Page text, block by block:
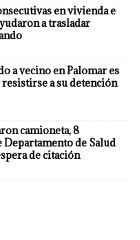
en vivienda e
a trasladar
a vecino en Palomar es
a su detención
camioneta, 8
Departamento de Salud
de citación